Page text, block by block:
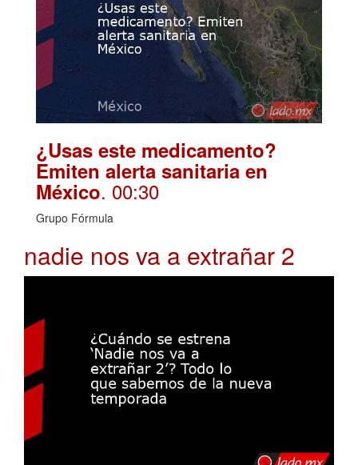
¿Usas este medicamento?
Emiten alerta sanitaria en
México. 00:30
Grupo Fórmula
nadie nos va a extrañar 2